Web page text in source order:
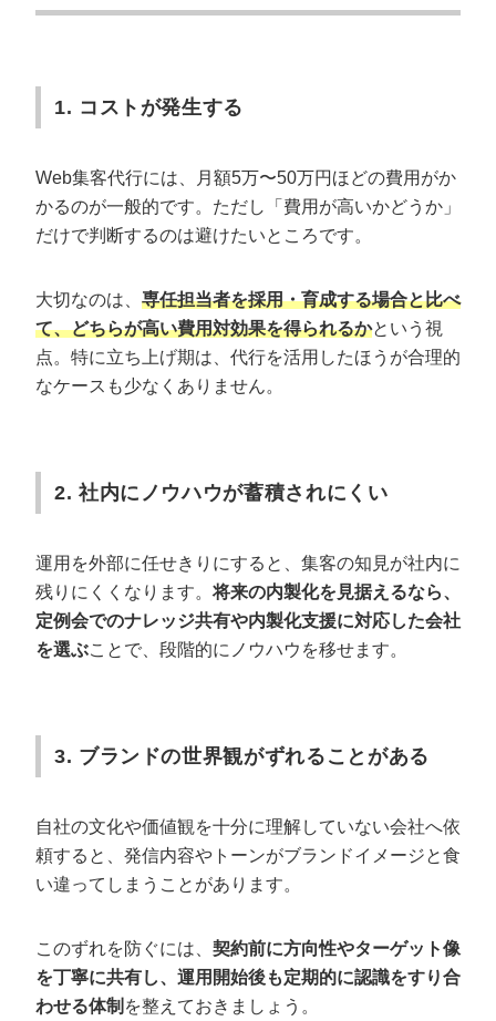
1. コストが発生する
Web集客代行には、月額5万〜50万円ほどの費用がか
かるのが一般的です。ただし「費用が高いかどうか」
だけで判断するのは避けたいところです。
大切なのは、 専任担当者を採用・育成する場合と比べ
て、どちらが高い費用対効果を得られるかという視
点。特に立ち上げ期は、代行を活用したほうが合理的
なケースも少なくありません。
2. 社内にノウハウが蓄積されにくい
運用を外部に任せきりにすると、集客の知見が社内に
残りにくくなります。将来の内製化を見据えるなら、
定例会でのナレッジ共有や内製化支援に対応した会社
を選ぶことで、段階的にノウハウを移せます。
3. ブランドの世界観がずれることがある
自社の文化や価値観を十分に理解していない会社へ依
頼すると、発信内容やトーンがブランドイメージと食
い違ってしまうことがあります。
このずれを防ぐには、 契約前に方向性やターゲット像
を丁寧に共有し、運用開始後も定期的に認識をすり合
わせる体制 を整えておきましょう。